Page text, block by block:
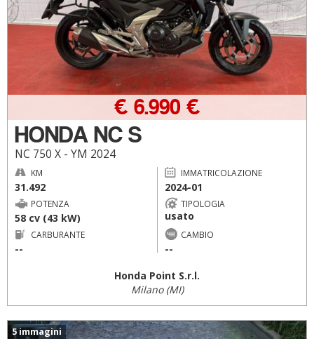
HONDA NC S
NC 750 X - YM 2024
€ 6.990 €
KM
31.492
IMMATRICOLAZIONE
2024-01
POTENZA
58 cv (43 kW)
TIPOLOGIA
usato
CARBURANTE
--
CAMBIO
--
Honda Point S.r.l.
Milano (MI)
5 immagini